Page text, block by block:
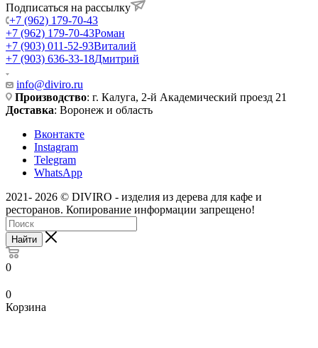
Подписаться на рассылку
+7 (962) 179-70-43
+7 (962) 179-70-43Роман
+7 (903) 011-52-93Виталий
+7 (903) 636-33-18Дмитрий
info@diviro.ru
Производство: г. Калуга, 2-й Академический проезд 21
Доставка: Воронеж и область
Вконтакте
Instagram
Telegram
WhatsApp
2021- 2026 © DIVIRO - изделия из дерева для кафе и
ресторанов. Копирование информации запрещено!
Найти
0
0
Корзина